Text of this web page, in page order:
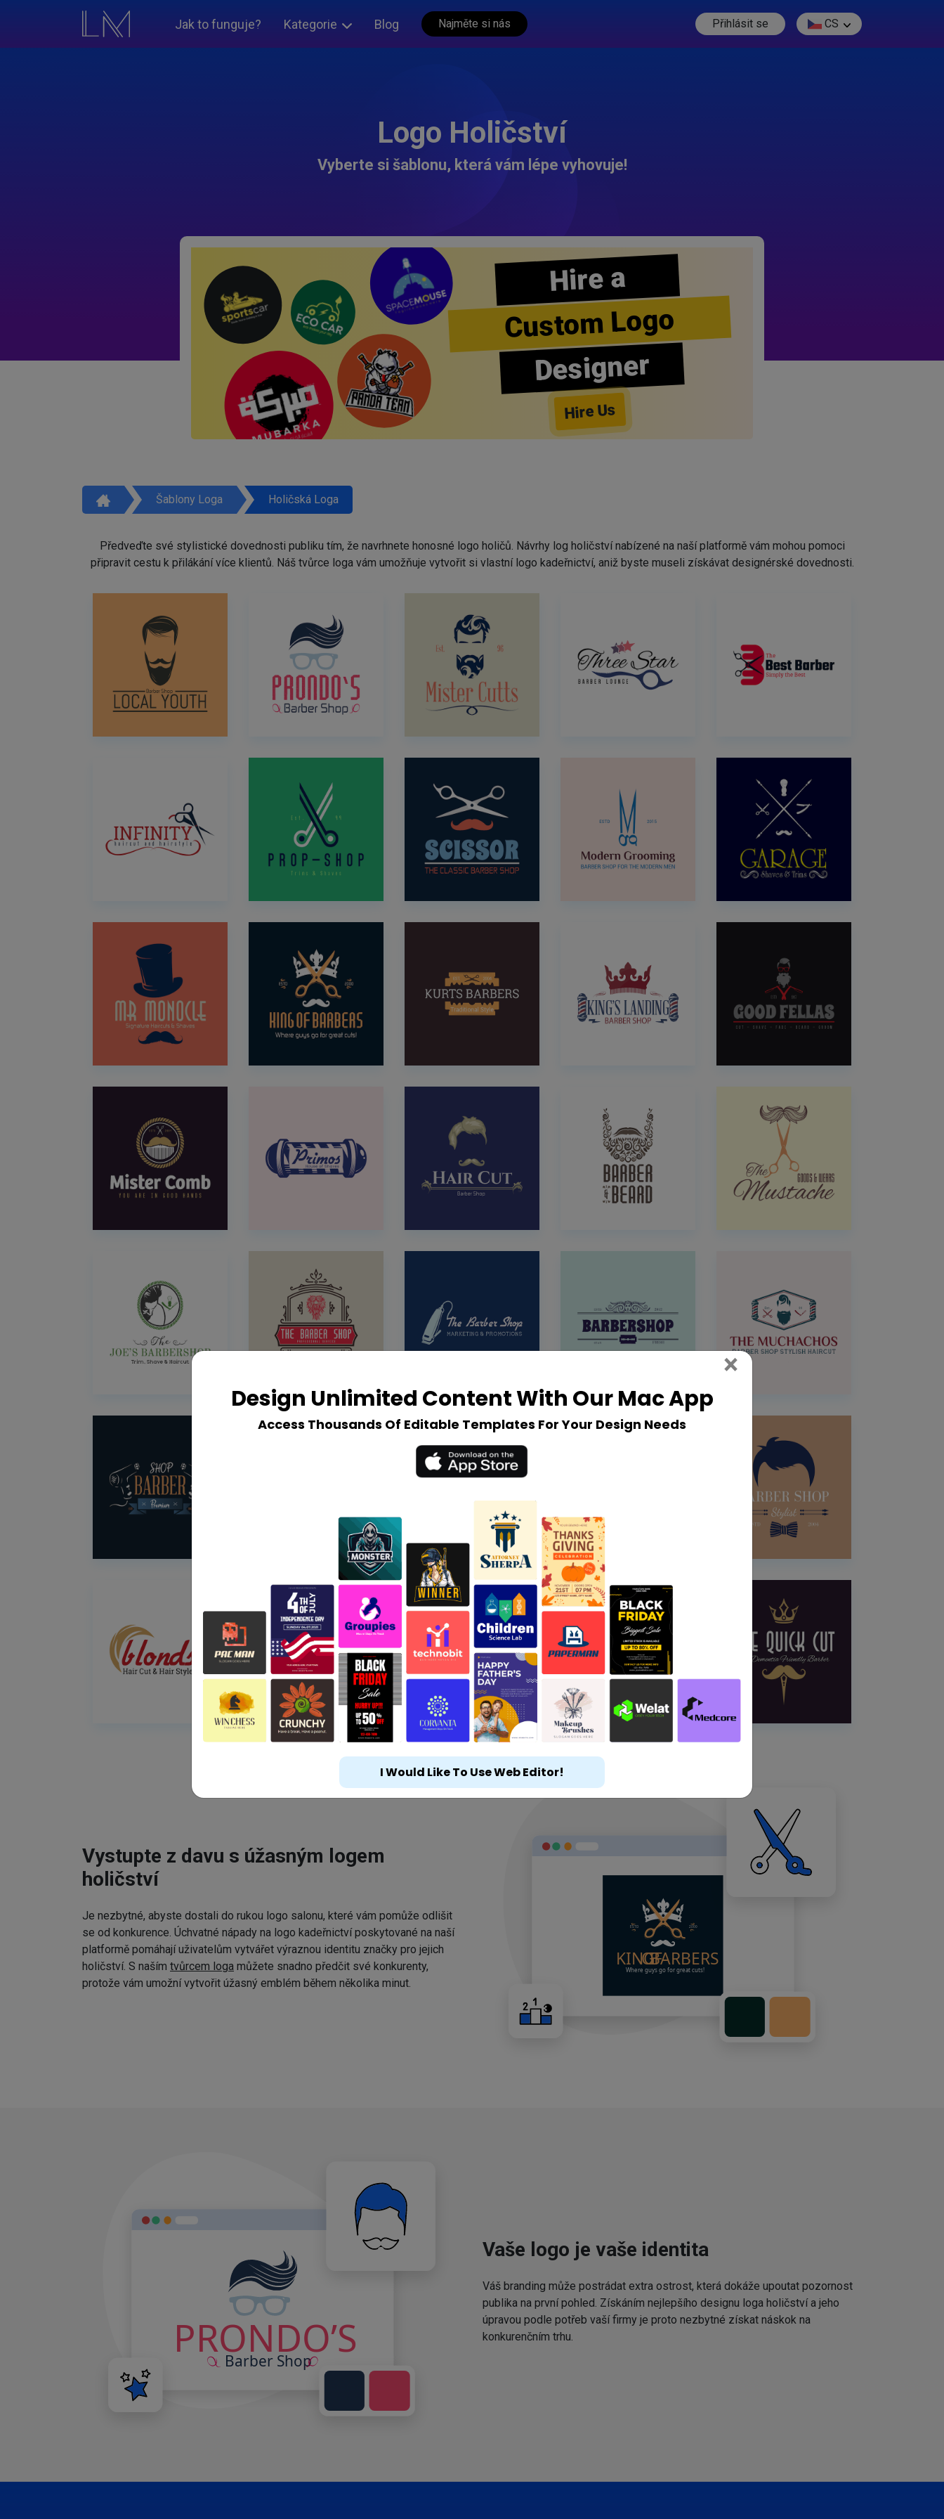
Jak to funguje? Kategorie Blog Najměte si nás Přihlásit se CS
Logo Holičství
Vyberte si šablonu, která vám lépe vyhovuje!
Hire a
Custom Logo
Designer
Hire Us
Šablony Loga Holičská Loga
Předveďte své stylistické dovednosti publiku tím, že navrhnete honosné logo holičů. Návrhy log holičství nabízené na naší platformě vám mohou pomoci
připravit cestu k přilákání více klientů. Náš tvůrce loga vám umožňuje vytvořit si vlastní logo kadeřnictví, aniž byste museli získávat designérské dovednosti.
Vystupte z davu s úžasným logem
holičství
Je nezbytné, abyste dostali do rukou logo salonu, které vám pomůže odlišit
se od konkurence. Úchvatné nápady na logo kadeřnictví poskytované na naší
platformě pomáhají uživatelům vytvářet výraznou identitu značky pro jejich
holičství. S naším tvůrcem loga můžete snadno předčit své konkurenty,
protože vám umožní vytvořit úžasný emblém během několika minut.
Vaše logo je vaše identita
Váš branding může postrádat extra ostrost, která dokáže upoutat pozornost
publika na první pohled. Získáním nejlepšího designu loga holičství a jeho
úpravou podle potřeb vaší firmy je proto nezbytné získat náskok na
konkurenčním trhu.
Design Unlimited Content With Our Mac App
Access Thousands Of Editable Templates For Your Design Needs
× Close
I Would Like To Use Web Editor!